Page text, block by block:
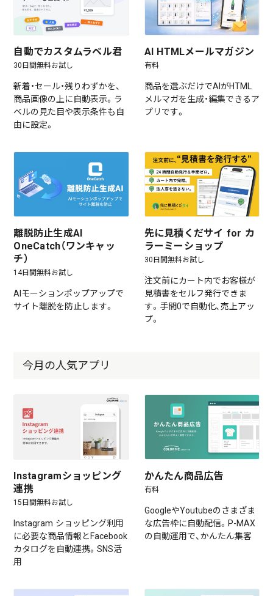
自動でカスタムラベル君
30日間無料お試し
新着・セール・残りわずかを、
商品画像の上に自動表示。ラ
ベルの見た目や表示条件も自
由に設定。
AI HTMLメールマガジン
有料
商品を選ぶだけでAIがHTML
メルマガを生成・編集できるア
プリです。
離脱防止生成AI
OneCatch（ワンキャッ
チ）
14日間無料お試し
AIモーションポップアップで
サイト離脱を防止します。
先に見積くだサイ for カ
ラーミーショップ
30日間無料お試し
注文前にカート内でお客様が
見積書をセルフ発行できま
す。手間0で自動化、売上アッ
プ。
今月の人気アプリ
Instagramショッピング
連携
15日間無料お試し
Instagram ショッピング利用
に必要な商品情報とFacebook
カタログを自動連携。SNS活
用
かんたん商品広告
有料
GoogleやYoutubeのさまざま
な広告枠に自動配信。P-MAX
の自動運用で、かんたん集客